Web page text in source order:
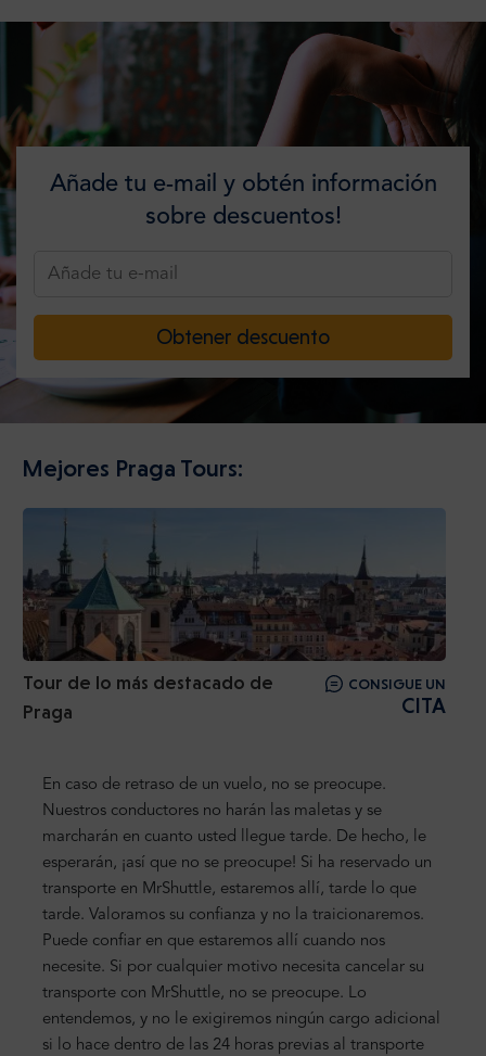
Añade tu e-mail y obtén información
sobre descuentos!
Obtener descuento
Mejores Praga Tours:
Tour de lo más destacado de
Praga
CONSIGUE UN
CITA
En caso de retraso de un vuelo, no se preocupe.
Nuestros conductores no harán las maletas y se
marcharán en cuanto usted llegue tarde. De hecho, le
esperarán, ¡así que no se preocupe! Si ha reservado un
transporte en MrShuttle, estaremos allí, tarde lo que
tarde. Valoramos su confianza y no la traicionaremos.
Puede confiar en que estaremos allí cuando nos
necesite. Si por cualquier motivo necesita cancelar su
transporte con MrShuttle, no se preocupe. Lo
entendemos, y no le exigiremos ningún cargo adicional
si lo hace dentro de las 24 horas previas al transporte